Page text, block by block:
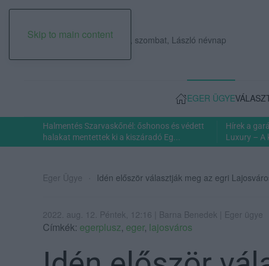
Skip to main content
2026. augusztus 08., szombat, László névnap
EGER ÜGYE
Halmentés Szarvaskőnél: őshonos és védett
halakat mentettek ki a kiszáradó Eg...
Hírek a
Luxury – A
Eger Ügye Idén először választják meg az egri
2022. aug. 12. Péntek, 12:16 | Barna Benedek | Eger ügye
Címkék: egerplusz, eger, lajosváros